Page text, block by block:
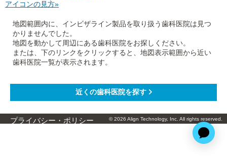
アイコンの見方»
地図範囲内に、インビザライン製品を取り扱う歯科医院は見つ
かりませんでした。
地図を動かして周辺にある歯科医院をお探しください。
または、下のリンクをクリックすると、地図表示範囲から近い
歯科医院一覧が表示されます。
プライバシー・ポリシー © 2026 Align Technology, Inc. All rights reserved.